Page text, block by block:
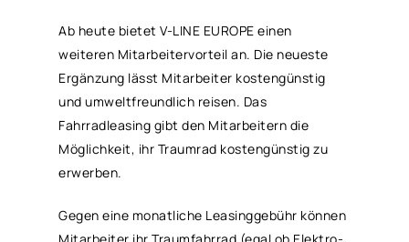
Ab heute bietet V-LINE EUROPE einen
weiteren Mitarbeitervorteil an. Die neueste
Ergänzung lässt Mitarbeiter kostengünstig
und umweltfreundlich reisen. Das
Fahrradleasing gibt den Mitarbeitern die
Möglichkeit, ihr Traumrad kostengünstig zu
erwerben.
Gegen eine monatliche Leasinggebühr können
Mitarbeiter ihr Traumfahrrad (egal ob Elektro-,